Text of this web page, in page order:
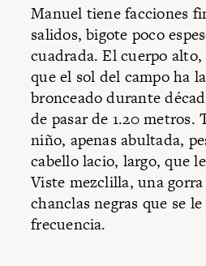
Manuel tiene facciones
salidos, bigote poco
cuadrada. El cuerpo
que el sol del campo ha
bronceado durante
de pasar de 1.20 metros.
niño, apenas abultada,
cabello lacio, largo, que
Viste mezclilla, una
chanclas negras que se
frecuencia.